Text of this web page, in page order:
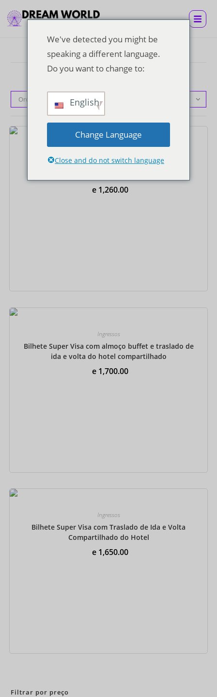
Ordenação padrão
Bilhete Super Visa com almoço buffet e traslado
e1,260.00
Reserve agora
Ingressos
Bilhete Super Visa com almoço buffet e traslado de
ida e volta do hotel compartilhado
e1,700.00
Reserve agora
Ingressos
Bilhete Super Visa com Traslado de Ida e Volta
Compartilhado do Hotel
e1,650.00
Filtrar por preço
We've detected you might be
speaking a different language.
Do you want to change to:
English
Change Language
Close and do not switch language